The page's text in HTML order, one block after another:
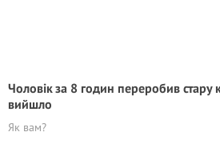
Чоловік за 8 годин переробив
вийшло
Як вам?